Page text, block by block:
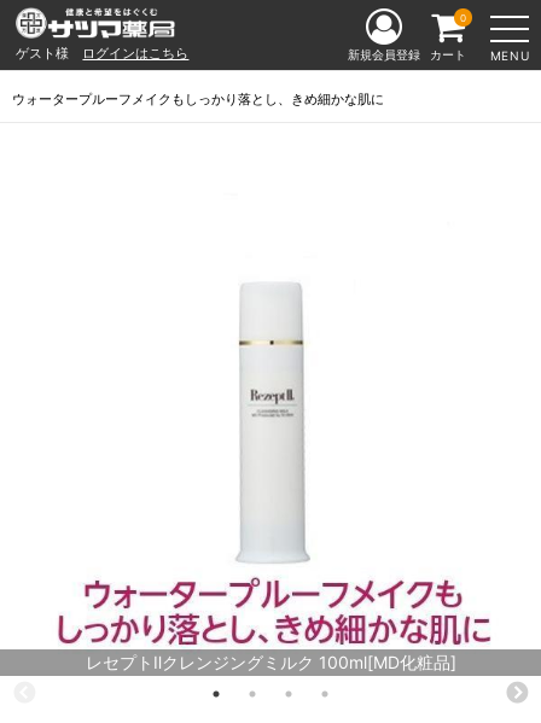
ゲスト様 ログインはこちら MENU
新規会員登録 カート
0
ウォータープルーフメイクもしっかり落とし、きめ細かな肌に
レセプトⅡクレンジングミルク 100ml[MD化粧品]